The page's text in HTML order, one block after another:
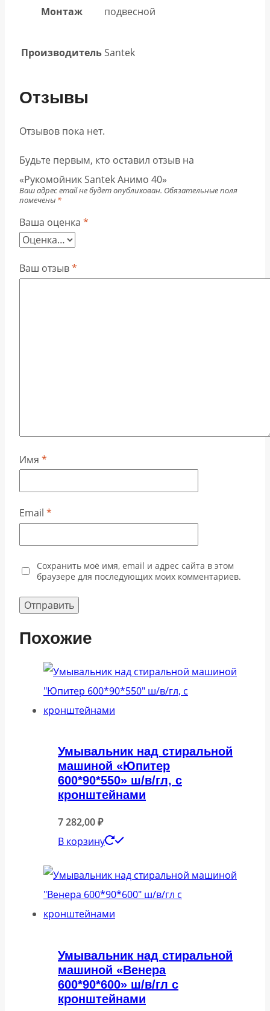
Монтаж подвесной
Производитель Santek
Отзывы
Отзывов пока нет.
Будьте первым, кто оставил отзыв на
«Рукомойник Santek Анимо 40»
Ваш адрес email не будет опубликован. Обязательные поля
помечены *
Ваша оценка *
Ваш отзыв*
Имя *
Email *
Сохранить моё имя, email и адрес сайта в этом
браузере для последующих моих комментариев.
Похожие
Умывальник над стиральной
машиной «Юпитер
600*90*550» ш/в/гл, с
кронштейнами
7 282,00₽
В корзину
Умывальник над стиральной
машиной «Венера
600*90*600» ш/в/гл с
кронштейнами